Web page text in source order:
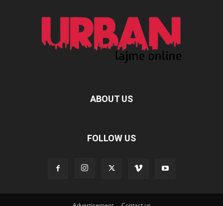
ABOUT US
FOLLOW US